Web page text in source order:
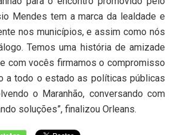
Mendes tem a marca da lealdade e
nos municípios, e assim como nós
Temos uma história de amizade
com vocês firmamos o compromisso
a todo o estado as políticas públicas
o Maranhão, conversando com
soluções”, finalizou Orleans.